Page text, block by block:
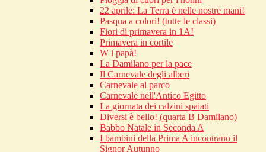
22 aprile: La Terra è nelle nostre mani!
Pasqua a colori! (tutte le classi)
Fiori di primavera in 1A!
Primavera in cortile
W i papà!
La Damilano per la pace
Il Carnevale degli alberi
Carnevale al parco
Carnevale nell'Antico Egitto
La giornata dei calzini spaiati
Diversi è bello! (quarta B Damilano)
Babbo Natale in Seconda A
I bambini della Prima A incontrano il
Signor Autunno